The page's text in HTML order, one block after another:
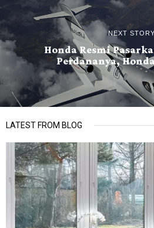
NEXT STORY
Honda Resmi
Perdananya,
LATEST FROM BLOG